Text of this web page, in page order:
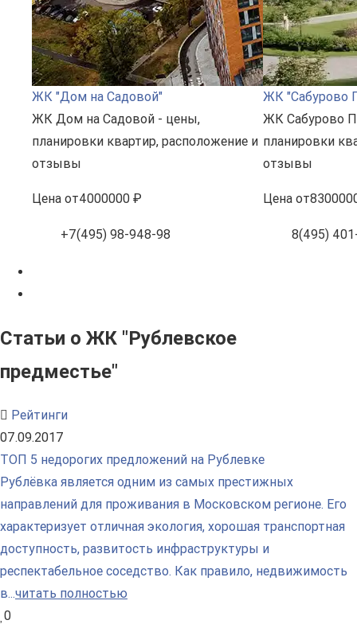
ЖК "Дом на Садовой"
ЖК Дом на Садовой - цены,
планировки квартир, расположение и
отзывы
Цена от4000000 ₽
+7(495) 98-948-98
ЖК "Сабурово
ЖК Сабурово
планировки
отзывы
Цена от
8(495)
Статьи о ЖК "Рублевское
предместье"
Рейтинги
07.09.2017
ТОП 5 недорогих предложений на Рублевке
Рублёвка является одним из самых престижных
направлений для проживания в Московском регионе. Его
характеризует отличная экология, хорошая транспортная
доступность, развитость инфраструктуры и
респектабельное соседство. Как правило, недвижимость
в...читать полностью
0